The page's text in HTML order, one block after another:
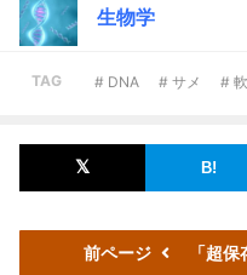
生物学
TAG # DNA # サメ #
前ページ 「超